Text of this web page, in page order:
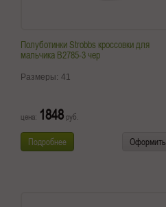
Полуботинки Strobbs кроссовки для
мальчика B2785-3 чер
Размеры: 41
цена: 1848 руб.
Подробнее Оформить